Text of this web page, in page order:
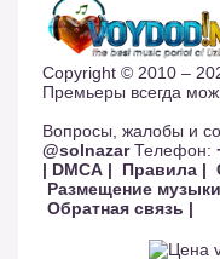
Copyright © 2010 –
Премьеры всегда
Вопросы, жалобы и
@solnazarТелефон:
| DMCA |
Правила |
Размещение
Обратная связь |